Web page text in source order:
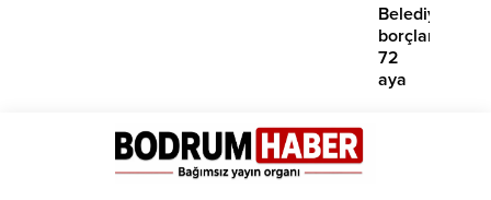
yok’
borçlara
72
aya